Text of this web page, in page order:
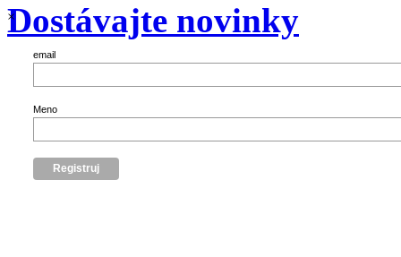
×
Dostávajte novinky
email
Meno